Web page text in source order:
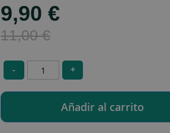
Special
Price
9,90 €
11,00 €
- +